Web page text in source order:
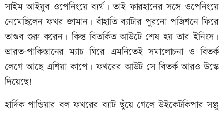
সাইম আইয়ুব ওপেনিংয়ে ব্যর্থ। তাই ফারহানের সঙ্গে ওপেনিংয়ে
নেমেছিলেন ফখর জামান। বাঁহাতি ব্যাটার পুরনো পজিশনে ফিরে
তাণ্ডব শুরু করেন। কিন্তু বিতর্কিত আউটে শেষ হয় তার ইনিংস।
ভারত-পাকিস্তানের ম্যাচ ঘিরে এমনিতেই সমালোচনা ও বিতর্ক
লেগে আছে এশিয়া কাপে। ফখরের আউট সে বিতর্ক আরও উস্কে
দিয়েছে!
হার্দিক পান্ডিয়ার বল ফখরের ব্যাট ছুঁয়ে গেলে উইকেটকিপার সঞ্জু